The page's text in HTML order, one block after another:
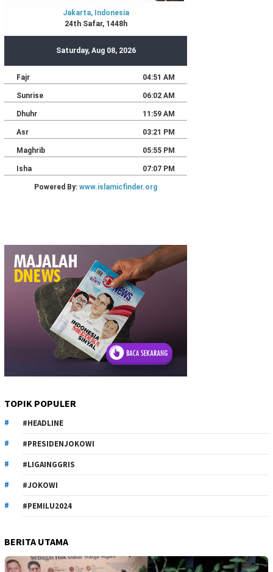
TOPIK POPULER
#HEADLINE
#PRESIDENJOKOWI
#LIGAINGGRIS
#JOKOWI
#PEMILU2024
BERITA UTAMA